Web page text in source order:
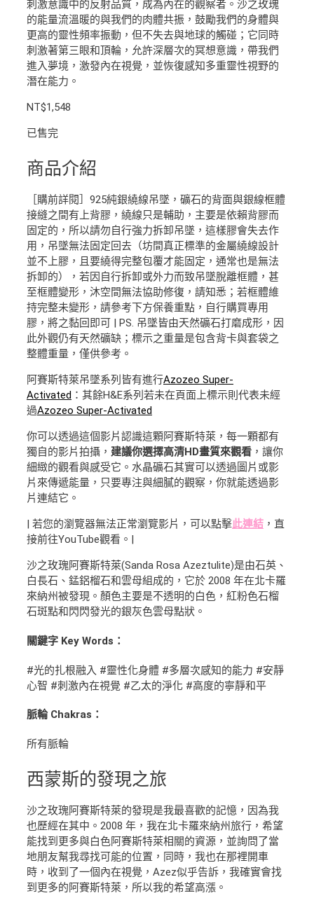
刺激意識中的反射品質，成為內在的觀察者。沙之玫瑰
的能量流溫暖的與我們的肉體共振，鼓勵我們的身體與
更高的靈性頻率振動，但不失去與地球的觸碰；它同時
刺激著第三眼和頂輪，允許深層次的冥想意識，帶我們
進入夢境，激發內在視覺，並恢復感知多重靈性視野的
潛在能力。
NT$1,548
已售完
商品介紹
［購前詳閱］925純銀繞線吊墜，礦石的背面與銀線框體
接縫之間有上背膠，繞線只是輔助，主要是依賴背膠而
固定的，所以請勿自行強力拆卸吊墜，這樣膠會失去作
用，吊墜無法固定回去（坊間真正標準的金屬繞線設計
並不上膠，且要繞得完整包覆才能固定，通常也是無法
拆卸的），若因自行拆卸或外力而致吊墜脫離框體，甚
至框體變形，沐空間無法協助修復，請知悉；若框體維
持完整未變形，請參考下方保養重點，自行購買專用
膠，將之黏回即可 | PS. 吊墜皆由天然礦石打磨成形，因
此外觀仍有天然礦缺；標示之重量是包含背卡與套袋之
整體重量，僅供參考。
阿賽斯特萊吊墜系列皆有進行Azozeo Super-
Activated ：其餘H&E系列若未在頁面上標示則代表未經
過Azozeo Super-Activated
你可以透過這個影片認識這顆阿賽斯特萊，每一顆都有
獨自的影片拍攝， 建議你選擇高清HD畫質來觀看 ，讓你
細緻的觀看與感受它。水晶礦石其實可以透過圖片或影
片來傳遞能量，只要專注與細膩的觀察，你就能透過影
片連結它。
| 若您的瀏覽器無法正常瀏覽影片，可以點擊此連結 ，直
接前往YouTube觀看。|
沙之玫瑰阿賽斯特萊(Sanda Rosa Azeztulite)是由石英、
白長石、錳鋁榴石和雲母組成的，它於 2008 年在北卡羅
來納州被發現。顏色主要是不透明的白色，紅粉色石榴
石斑點和閃閃發光的銀灰色雲母點狀。
關鍵字 Key Words：
#光的扎根融入 #靈性化身體 #多層次感知的能力 #安靜
心智 #刺激內在視覺 #乙太的淨化 #高度的寧靜和平
脈輪 Chakras：
所有脈輪
西蒙斯的發現之旅
沙之玫瑰阿賽斯特萊的發現是我最喜歡的記憶，因為我
也歷經在其中。2008 年，我在北卡羅來納州旅行，希望
能找到更多與白色阿賽斯特萊相關的資源，並詢問了當
地朋友幫我尋找可能的位置，同時，我也在那裡開車
時，收到了一個內在視覺，Azez似乎告訴，我確實會找
到更多的阿賽斯特萊，所以我的希望高漲。